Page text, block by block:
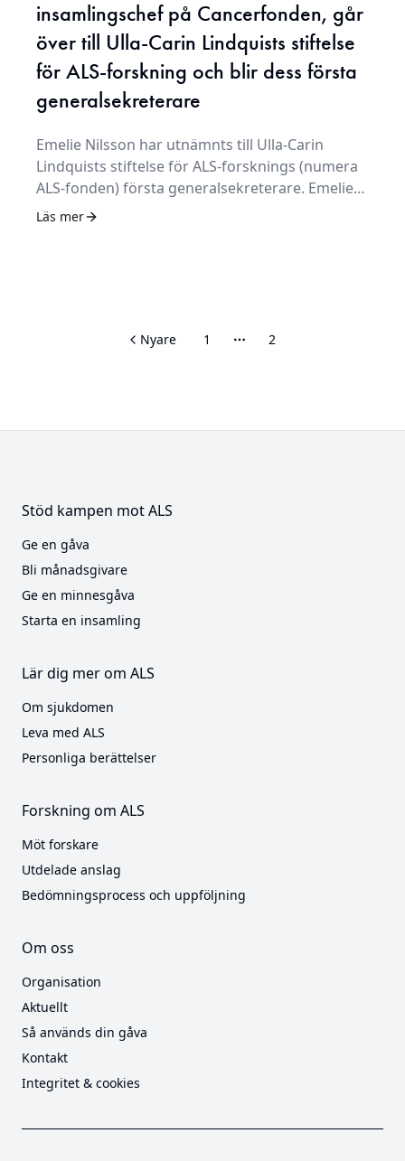
insamlingschef på Cancerfonden, går
över till Ulla-Carin Lindquists stiftelse
för ALS-forskning och blir dess första
generalsekreterare
Emelie Nilsson har utnämnts till Ulla-Carin
Lindquists stiftelse för ALS-forsknings (numera
ALS-fonden) första generalsekreterare. Emelie
Nilsson är jurist med lång erfarenhet av den
Läs mer
Nyare 1 Fler sidor
2
Stöd kampen mot ALS
Ge en gåva
Bli månadsgivare
Ge en minnesgåva
Starta en insamling
Lär dig mer om ALS
Om sjukdomen
Leva med ALS
Personliga berättelser
Forskning om ALS
Möt forskare
Utdelade anslag
Bedömningsprocess och uppföljning
Om oss
Organisation
Aktuellt
Så används din gåva
Kontakt
Integritet & cookies